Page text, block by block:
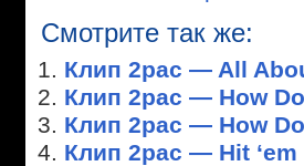
Смотрите так же:
Клип 2pac — All
Клип 2pac — How
Клип 2pac — How
Клип 2pac — Hit ‘em